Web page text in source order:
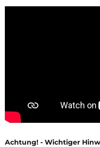
Achtung! - Wichtiger